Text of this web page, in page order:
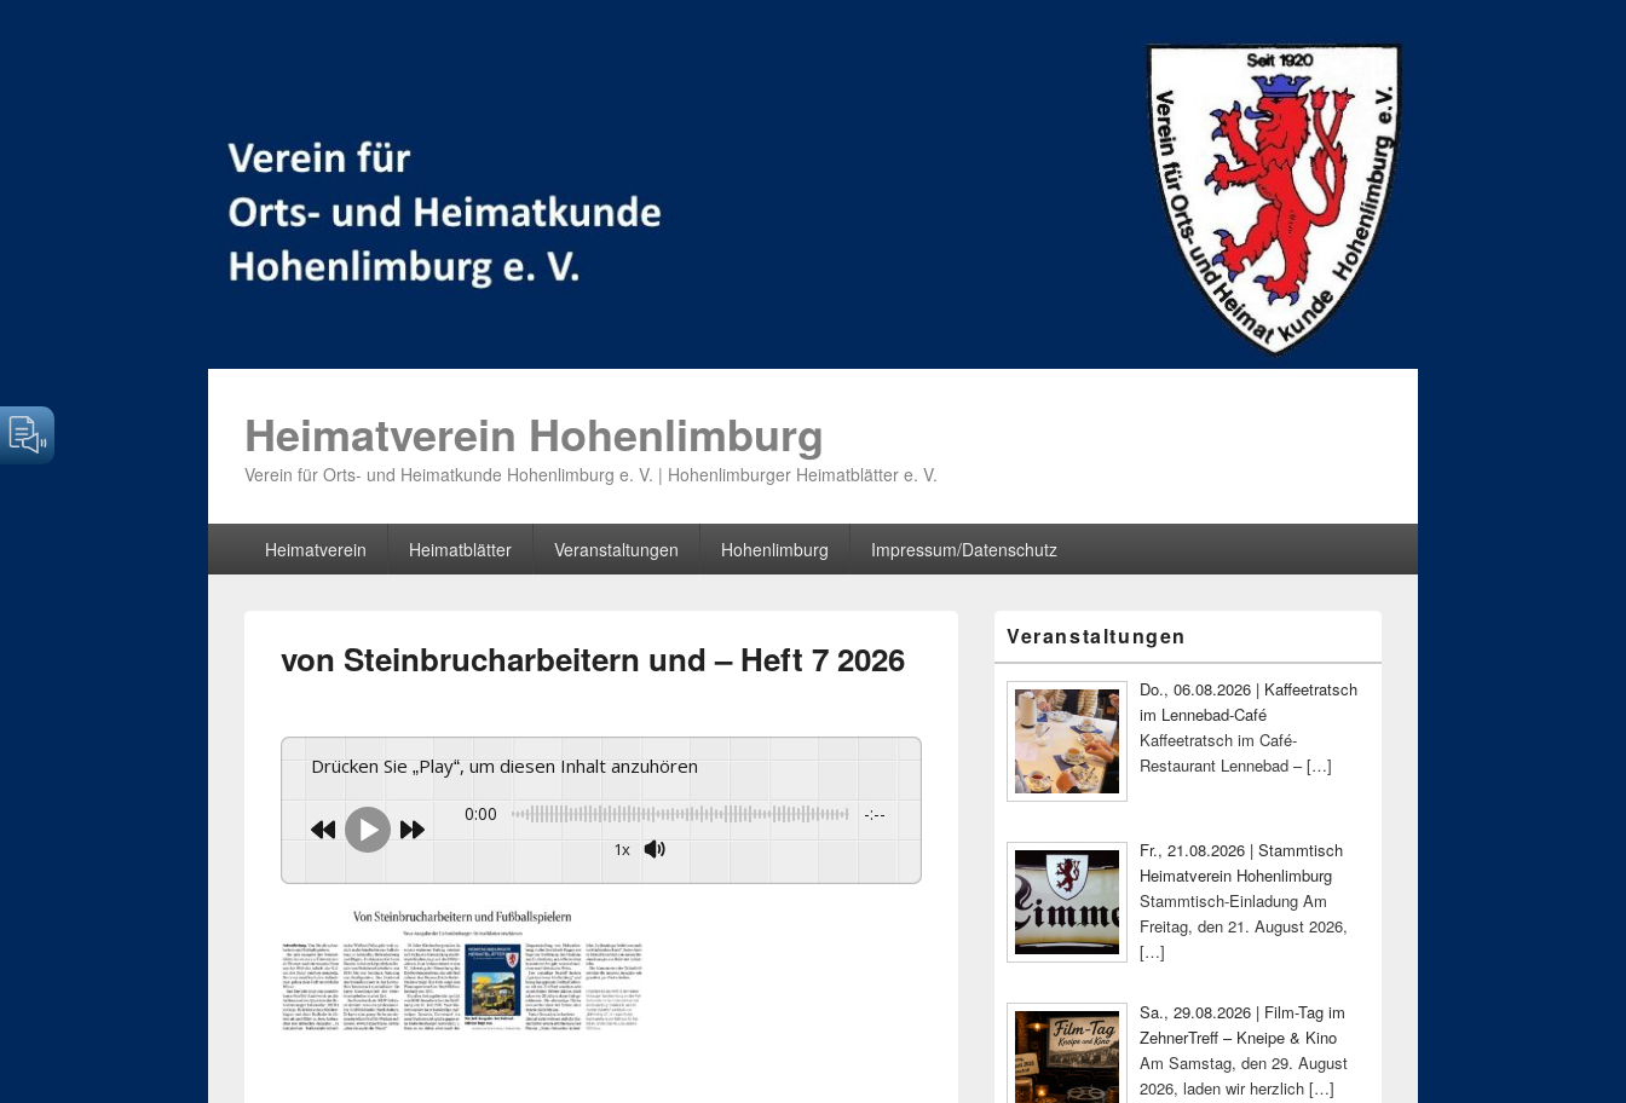
Heimatverein Hohenlimburg
Verein für Orts- und Heimatkunde Hohenlimburg e. V. | Hohenlimburger Heimatblätter e. V.
Heimatverein Heimatblätter Veranstaltungen Hohenlimburg Impressum/Datenschutz
von Steinbrucharbeitern und – Heft 7 2026
Drücken Sie „Play“, um diesen Inhalt anzuhören
0:00 -:--
1x
Seitenleisten-
Widgetbereich
Veranstaltungen
Do., 06.08.2026 | Kaffeetratsch
im Lennebad-Café
Kaffeetratsch im Café-
Restaurant Lennebad –[…]
Fr., 21.08.2026 | Stammtisch
Heimatverein Hohenlimburg
Stammtisch-Einladung Am
Freitag, den 21. August 2026,
[…]
Sa., 29.08.2026 | Film-Tag im
ZehnerTreff – Kneipe & Kino
Am Samstag, den 29. August
2026, laden wir herzlich […]